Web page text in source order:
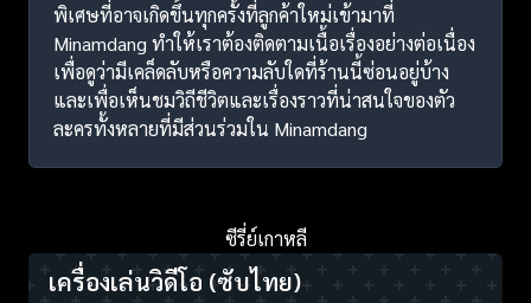
พิเศษที่อาจเกิดขึ้นทุกครั้งที่ลูกค้าใหม่เข้ามาที่
Minamdang ทำให้เราต้องติดตามเนื้อเรื่องอย่างต่อเนื่อง
เพื่อดูว่ามีเคล็ดลับหรือความลับใดที่ร้านนี้ซ่อนอยู่บ้าง
และเพื่อเห็นชมวิถีชีวิตและเรื่องราวที่น่าสนใจของตัว
ละครทั้งหลายที่มีส่วนร่วมใน Minamdang
ซีรี่ย์เกาหลี
เครื่องเล่นวิดีโอ (ซับไทย)